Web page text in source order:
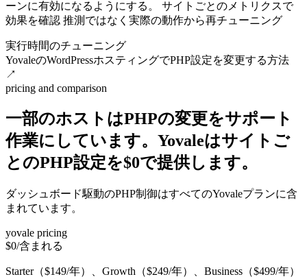
ーンに有効になるようにする。 サイトごとのメトリクスで
効果を確認 推測ではなく実際の動作から再チューニング
実行時間のチューニング
YovaleのWordPressホスティングでPHP設定を変更する方法
↗
pricing and comparison
一部のホストはPHPの変更をサポート
作業にしています。Yovaleはサイトご
とのPHP設定を$0で提供します。
ダッシュボード駆動のPHP制御はすべてのYovaleプランに含
まれています。
yovale pricing
$0/含まれる
Starter（$149/年）、Growth（$249/年）、Business（$499/年）